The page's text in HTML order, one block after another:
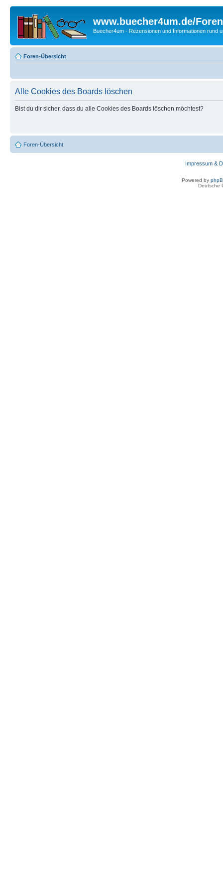
www.buecher4um.de/Foren
Buecher4um - Rezensionen und Informationen rund
Foren-Übersicht
Alle Cookies des Boards löschen
Bist du dir sicher, dass du alle Cookies des Boards löschen möchtest?
Foren-Übersicht
Impressum &
Powered by
Deutsche